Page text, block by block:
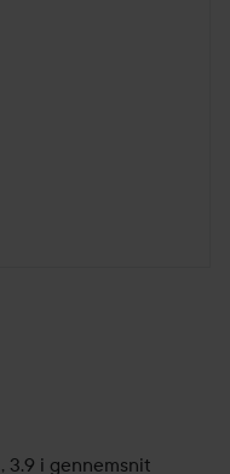
, 3.9 i gennemsnit